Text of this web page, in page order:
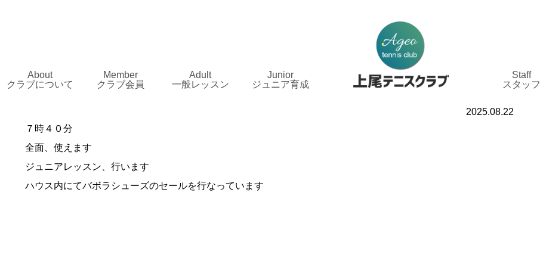
About
クラブについて
Member
クラブ会員
Adult
一般レッスン
Junior
ジュニア育成
Staff
スタッフ
2025.08.22
７時４０分
全面、使えます
ジュニアレッスン、行います
ハウス内にてバボラシューズのセールを行なっています